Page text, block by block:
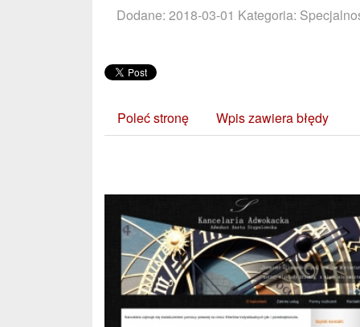
Dodane: 2018-03-01 Kategoria:
Poleć stronę Wpis zawiera błędy